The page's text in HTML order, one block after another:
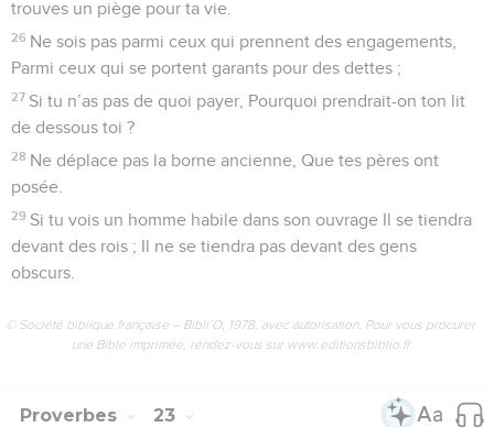
trouves un piège pour ta vie.
26 Ne sois pas parmi ceux qui prennent des engagements,
Parmi ceux qui se portent garants pour des dettes ;
27 Si tu n’as pas de quoi payer, Pourquoi prendrait-on ton lit
de dessous toi ?
28 Ne déplace pas la borne ancienne, Que tes pères ont
posée.
29 Si tu vois un homme habile dans son ouvrage Il se tiendra
devant des rois ; Il ne se tiendra pas devant des gens
obscurs.
© Société biblique française – Bibli’O, 1978, avec autorisation. Pour vous procurer
une Bible imprimée, rendez-vous sur www.editionsbiblio.fr
Proverbes 23